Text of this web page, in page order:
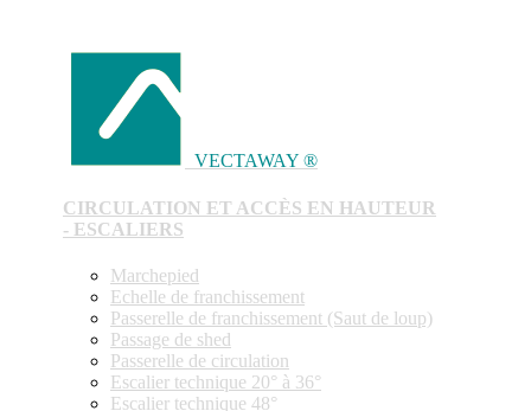
VECTAWAY ®
CIRCULATION ET ACCÈS EN HAUTEUR
- ESCALIERS
Marchepied
Echelle de franchissement
Passerelle de franchissement (Saut de loup)
Passage de shed
Passerelle de circulation
Escalier technique 20° à 36°
Escalier technique 48°